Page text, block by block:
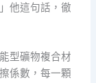
他這句話，徹
型礦物複合材
係數，每一顆